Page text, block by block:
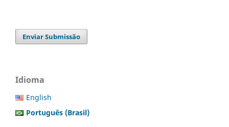
Enviar Submissão
Idioma
English
Português (Brasil)